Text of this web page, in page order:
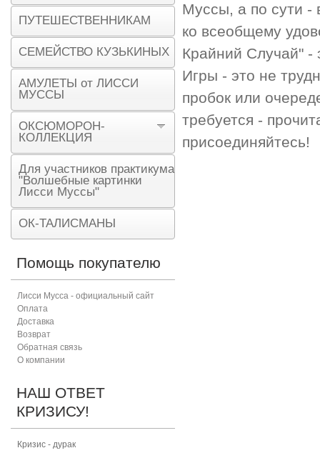
Муссы, а по сути -
ко всеобщему
Крайний Случай"
Игры - это не
пробок или
требуется -
ПУТЕШЕСТВЕННИКАМ
СЕМЕЙСТВО КУЗЬКИНЫХ
АМУЛЕТЫ от ЛИССИ
МУССЫ
ОКСЮМОРОН-
КОЛЛЕКЦИЯ
Для участников практикума
"Волшебные картинки
Лисси Муссы"
ОК-ТАЛИСМАНЫ
Помощь покупателю
Лисси Мусса - официальный сайт
Оплата
Доставка
Возврат
Обратная связь
О компании
НАШ ОТВЕТ
КРИЗИСУ!
Кризис - дурак